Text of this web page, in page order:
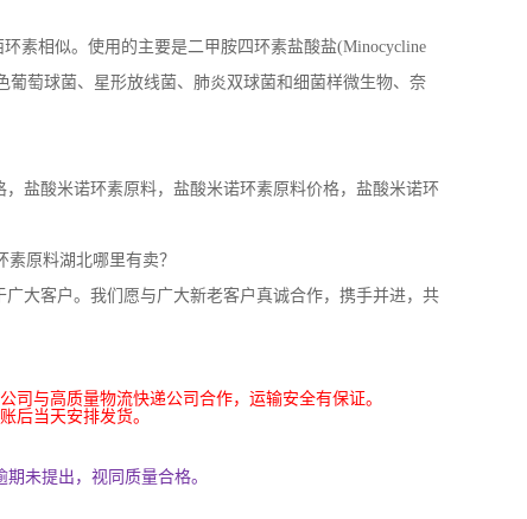
素相似。使用的主要是二甲胺四环素盐酸盐(Minocycline
萄球菌、星形放线菌、肺炎双球菌和细菌样微生物、奈
盐酸米诺环素原料，盐酸米诺环素原料价格，盐酸米诺环
原料湖北哪里有卖？
大客户。我们愿与广大新老客户真诚合作，携手并进，共
与高质量物流快递公司合作，运输安全有保证。
后当天安排发货。
未提出，视同质量合格。